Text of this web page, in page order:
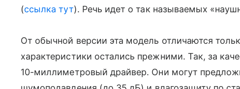
(ссылка тут). Речь идет о так называемых
От обычной версии эта модель отличаются
характеристики остались прежними. Так, за
10-миллиметровый драйвер. Они могут